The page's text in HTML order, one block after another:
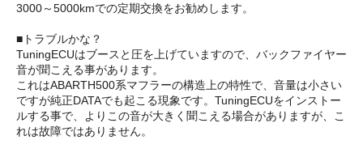
3000～5000kmでの定期交換をお勧めします。
■トラブルかな？
TuningECUはブースと圧を上げていますので、バックファイヤー
音が聞こえる事があります。
これはABARTH500系マフラーの構造上の特性で、音量は小さい
ですが純正DATAでも起こる現象です。TuningECUをインストー
ルする事で、よりこの音が大きく聞こえる場合がありますが、こ
れは故障ではありません。